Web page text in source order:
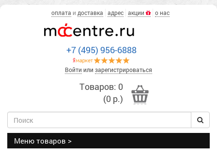
оплата и доставка адрес акции о нас
+7 (495) 956-6888
Войти или зарегистрироваться
Товаров: 0
(0 р.)
Меню товаров >